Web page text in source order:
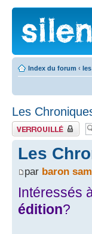
Index du forum ‹
Les
Fil verrouillé
Les
par baron
Intéressés
édition?